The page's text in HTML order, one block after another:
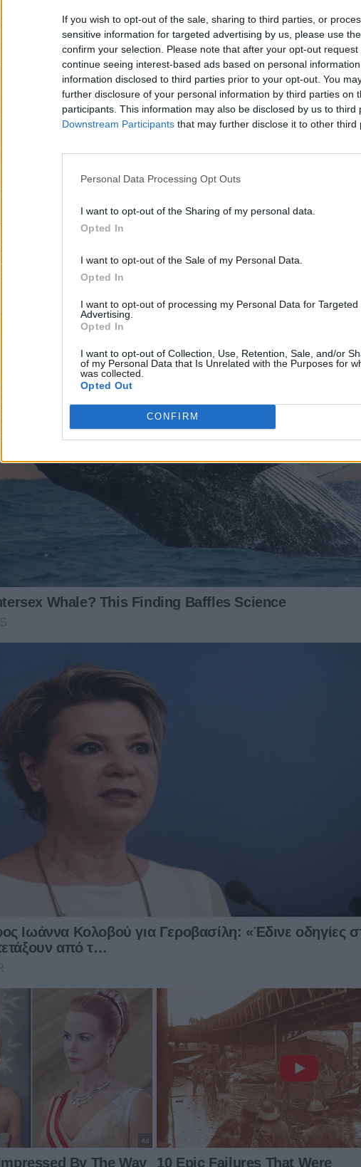
If you wish to opt-out of the sale, sharing to third parties, or
sensitive information for targeted advertising by us, please use
confirm your selection. Please note that after your opt-out
continue seeing interest-based ads based on personal
information disclosed to third parties prior to your opt-out. You
further disclosure of your personal information by third parties on
participants. This information may also be disclosed by us to third
Downstream Participants that may further disclose it to other third
Personal Data Processing Opt Outs
I want to opt-out of the Sharing of my personal data.
Opted In
I want to opt-out of the Sale of my Personal Data.
Opted In
I want to opt-out of processing my Personal Data for Targeted
Advertising.
Opted In
I want to opt-out of Collection, Use, Retention, Sale, and/or
of my Personal Data that Is Unrelated with the Purposes for
was collected.
Opted Out
CONFIRM